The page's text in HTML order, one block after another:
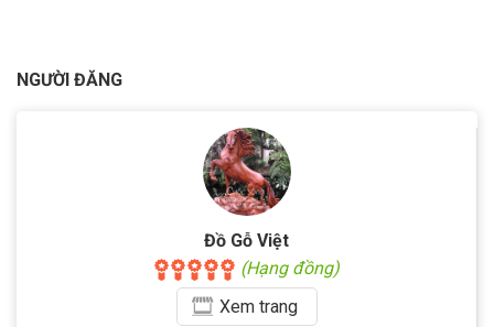
NGƯỜI ĐĂNG
Đồ Gỗ Việt
(Hạng đồng)
Xemtrang